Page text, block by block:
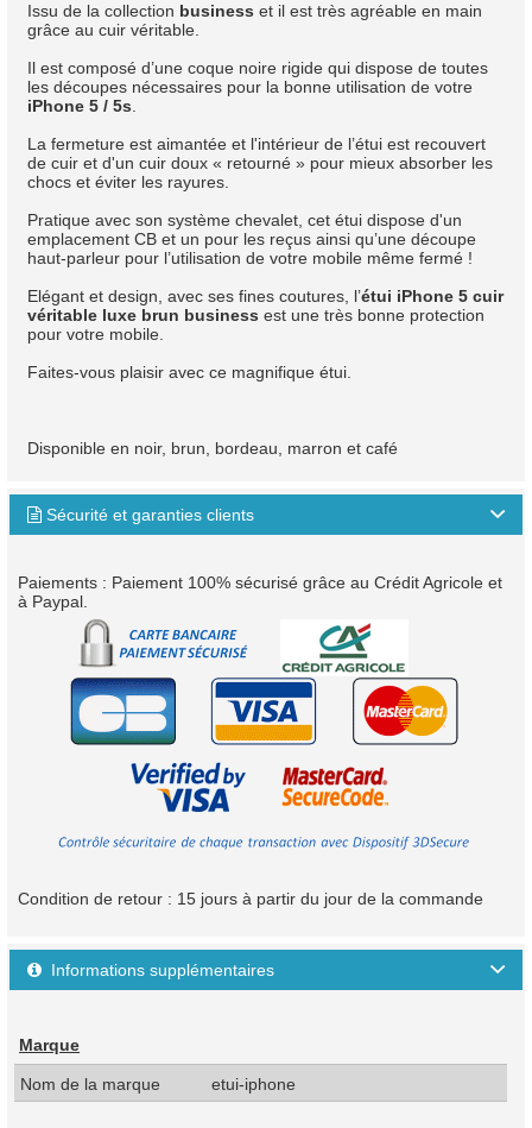
Issu de la collection business et il est très agréable en main
grâce au cuir véritable.
Il est composé d’une coque noire rigide qui dispose de toutes
les découpes nécessaires pour la bonne utilisation de votre
iPhone 5 / 5s
La fermeture est aimantée et l'intérieur de l’étui est recouvert
de cuir et d'un cuir doux « retourné » pour mieux absorber les
chocs et éviter les rayures.
Pratique avec son système chevalet, cet étui dispose d'un
emplacement CB et un pour les reçus ainsi qu’une découpe
haut-parleur pour l’utilisation de votre mobile même fermé !
Elégant et design, avec ses fines coutures, l’étui iPhone 5 cuir
véritable luxe brun business est une très bonne protection
pour votre mobile.
Faites-vous plaisir avec ce magnifique étui.
Disponible en noir, brun, bordeau, marron et café
Sécurité et garanties clients
Paiements : Paiement 100% sécurisé grâce au Crédit Agricole et
à Paypal.
Condition de retour : 15 jours à partir du jour de la commande
 Informations supplémentaires
Marque
Nom de la marque etui-iphone